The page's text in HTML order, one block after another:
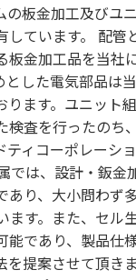
の板金加工及びユ
しています。 配管
板金加工品を当社
した電気部品は
ります。ユニット
検査を行ったのち
ティコーポレーシ
では、設計・鈑金
あり、大小問わず
ます。また、セル
能であり、製品仕
を提案させて頂き